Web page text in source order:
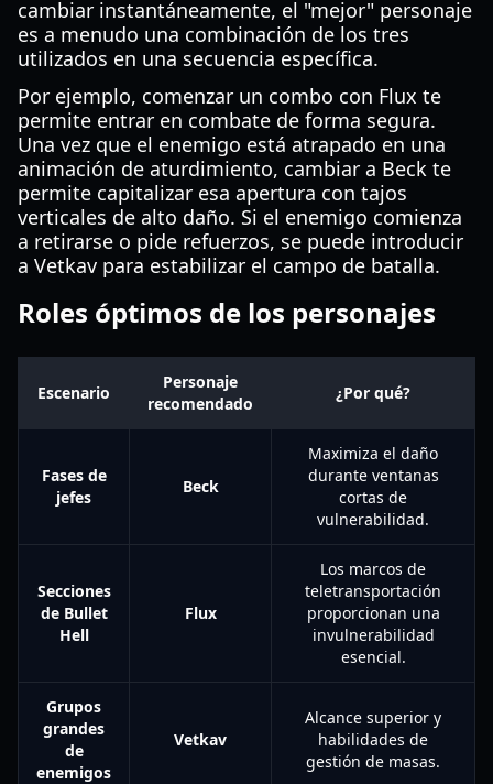
cambiar instantáneamente, el "mejor" personaje
es a menudo una combinación de los tres
utilizados en una secuencia específica.
Por ejemplo, comenzar un combo con Flux te
permite entrar en combate de forma segura.
Una vez que el enemigo está atrapado en una
animación de aturdimiento, cambiar a Beck te
permite capitalizar esa apertura con tajos
verticales de alto daño. Si el enemigo comienza
a retirarse o pide refuerzos, se puede introducir
a Vetkav para estabilizar el campo de batalla.
Roles óptimos de los personajes
Escenario
Personaje
recomendado
¿Por qué?
Fases de
jefes
Beck
Maximiza el daño
durante ventanas
cortas de
vulnerabilidad.
Secciones
de Bullet
Hell
Flux
Los marcos de
teletransportación
proporcionan una
invulnerabilidad
esencial.
Grupos
grandes
de
enemigos
Vetkav
Alcance superior y
habilidades de
gestión de masas.